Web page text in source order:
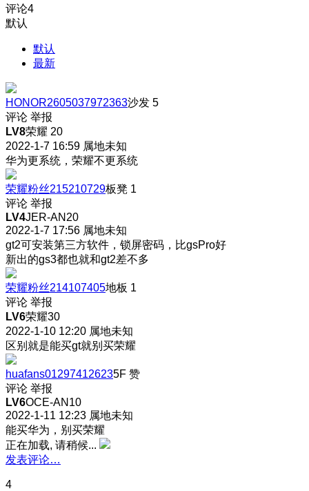
评论4
默认
默认
最新
HONOR2605037972363沙发 5
评论 举报
LV8荣耀 20
2022-1-7 16:59 属地未知
华为更系统，荣耀不更系统
荣耀粉丝215210729板凳 1
评论 举报
LV4JER-AN20
2022-1-7 17:56 属地未知
gt2可安装第三方软件，锁屏密码，比gsPro好
新出的gs3都也就和gt2差不多
荣耀粉丝214107405地板 1
评论 举报
LV6荣耀30
2022-1-10 12:20 属地未知
区别就是能买gt就别买荣耀
huafans012974126235F 赞
评论 举报
LV6OCE-AN10
2022-1-11 12:23 属地未知
能买华为，别买荣耀
正在加载, 请稍候...
发表评论…
4